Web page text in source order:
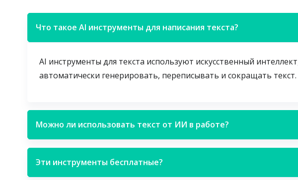
Что такое AI инструменты для написания текста?
AI инструменты для текста используют искусственный
автоматически генерировать, переписывать и сокращать текст.
Можно ли использовать текст от ИИ в работе?
Эти инструменты бесплатные?